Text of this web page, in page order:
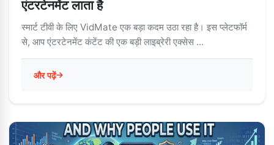
एंटरटेनमेंट लाता है
स्मार्ट टीवी के लिए VidMate एक बड़ा कदम उठा रहा है। इस प्लेटफॉर्म
से, आप एंटरटेनमेंट कंटेंट की एक बड़ी लाइब्रेरी एक्सेस ...
और पढ़ें